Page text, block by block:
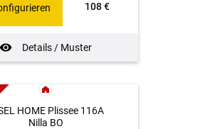
108 €
Details / Muster
HOME Plissee 116A
Nilla BO